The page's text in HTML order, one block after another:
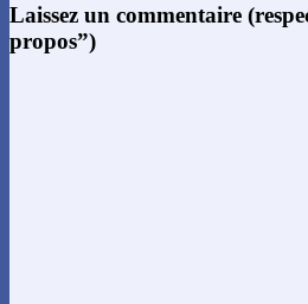
Laissez un commentaire
propos”)